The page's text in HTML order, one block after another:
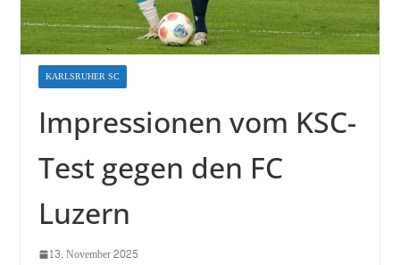
KARLSRUHER SC
Impressionen vom KSC-
Test gegen den FC
Luzern
13. November 2025